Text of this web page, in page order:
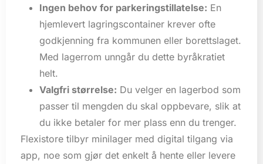
Ingen behov for parkeringstillatelse: En
hjemlevert lagringscontainer krever ofte
godkjenning fra kommunen eller borettslaget.
Med lagerrom unngår du dette byråkratiet
helt.
Valgfri størrelse: Du velger en lagerbod som
passer til mengden du skal oppbevare, slik at
du ikke betaler for mer plass enn du trenger.
Flexistore tilbyr minilager med digital tilgang via
app, noe som gjør det enkelt å hente eller levere